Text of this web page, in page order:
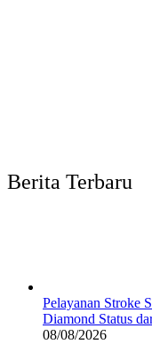
Berita Terbaru
Pelayanan Stroke
Diamond Status
08/08/2026